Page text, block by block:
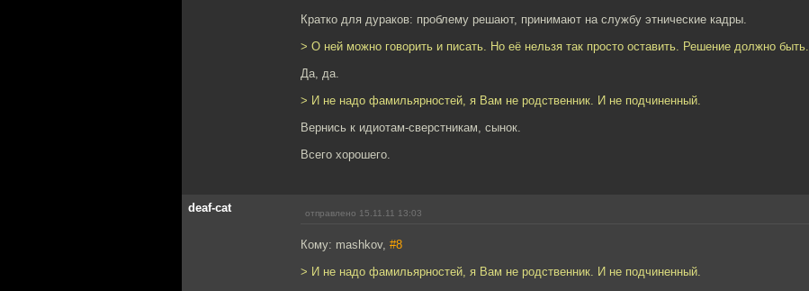
Кратко для дураков: проблему решают, принимают на службу этнические кадры.
> О ней можно говорить и писать. Но её нельзя так просто оставить. Решение должно быть.
Да, да.
> И не надо фамильярностей, я Вам не родственник. И не подчиненный.
Вернись к идиотам-сверстникам, сынок.
Всего хорошего.
deaf-cat отправлено 15.11.11 13:03
Кому: mashkov, #8
> И не надо фамильярностей, я Вам не родственник. И не подчиненный.